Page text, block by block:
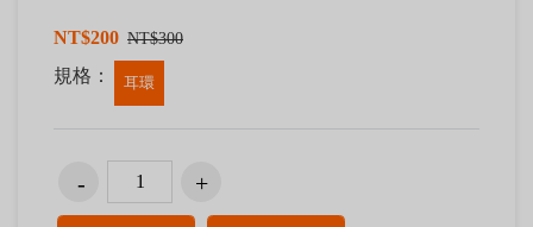
NT$200 NT$300
規格： 耳環